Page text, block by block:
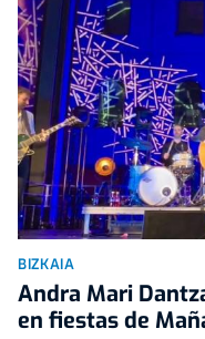
BIZKAIA
Andra Mari
en fiestas de